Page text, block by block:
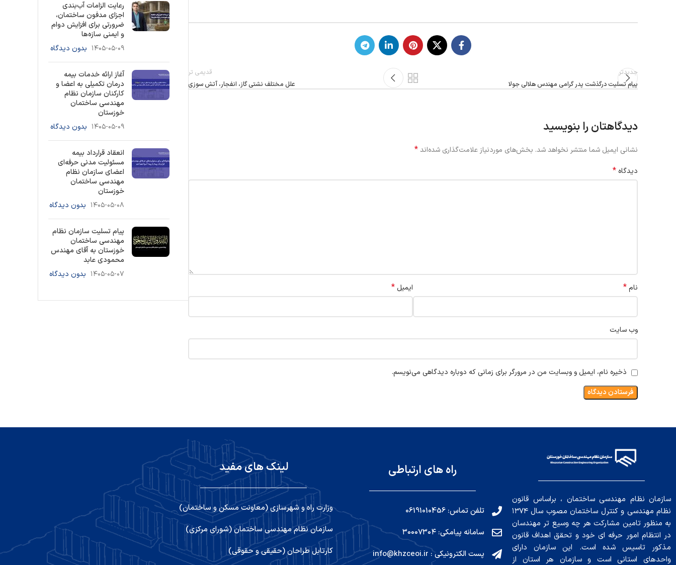
جدیدتر
پیام تسلیت درگذشت پدر گرامی مهندس هلالی جولا
قدیمی تر
علل مختلف نشتی گاز، انفجار، آتش سوزی
دیدگاهتان را بنویسید
نشانی ایمیل شما منتشر نخواهد شد. بخش‌های موردنیاز علامت‌گذاری شده‌اند*
دیدگاه *
نام* ایمیل *
وب‌ سایت
ذخیره نام، ایمیل و وبسایت من در مرورگر برای زمانی که دوباره دیدگاهی می‌نویسم.
رعایت الزامات آب‌بندی
اجزای مدفون ساختمان،
ضرورتی برای افزایش دوام
و ایمنی سازه‌ها
۱۴۰۵-۰۵-۰۹ بدون دیدگاه
آغاز ارائه خدمات بیمه
درمان تکمیلی به اعضا و
کارکنان سازمان نظام
مهندسی ساختمان
خوزستان
۱۴۰۵-۰۵-۰۹ بدون دیدگاه
انعقاد قرارداد بیمه
مسئولیت مدنی حرفه‌ای
اعضای سازمان نظام
مهندسی ساختمان
خوزستان
۱۴۰۵-۰۵-۰۸ بدون دیدگاه
پیام تسلیت سازمان نظام
مهندسی ساختمان
خوزستان به آقای مهندس
محمودی عابد
۱۴۰۵-۰۵-۰۷ بدون دیدگاه
سازمان نظام مهندسی ساختمان ، براساس قانون
نظام مهندسی و کنترل ساختمان مصوب سال ۱۳۷۴
به منظور تامین مشارکت هر چه وسیع تر مهندسان
در انتظام امور حرفه ای خود و تحقق اهداف قانون
مذکور تاسیس شده است. این سازمان دارای
واحدهای استانی است و سازمان هر استان از
راه های ارتباطی
تلفن تماس: 06191010456
سامانه پیامکی: ۳۰۰۰۷۳۰۴
پست الکترونیکی : info@khzceoi.ir
لینک های مفید
وزارت راه و شهرسازی (معاونت مسکن و ساختمان)
سازمان نظام مهندسی ساختمان (شورای مرکزی)
کارتابل طراحان (حقیقی و حقوقی)